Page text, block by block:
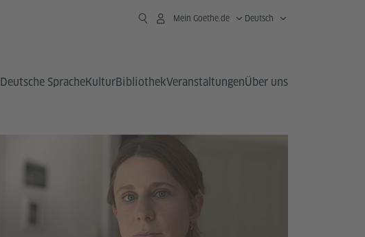
Mein Goethe.de Deutsch
Deutsche SpracheKulturBibliothekVeranstaltungenÜber uns